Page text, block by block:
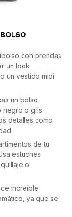
con prendas
un look
un vestido midi
un bolso
negro o gris
detalles como
de tu
estuches
o
increíble
ya que se